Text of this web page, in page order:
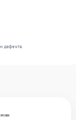
дефекта.